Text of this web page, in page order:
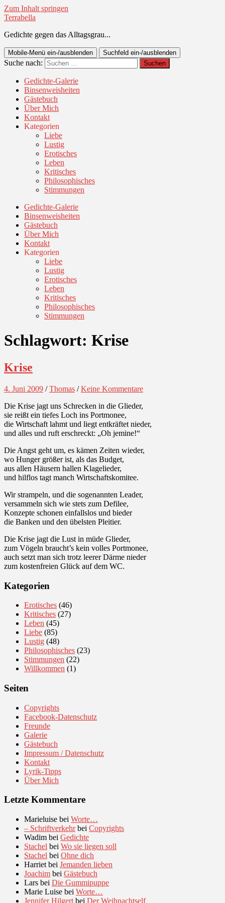
Zum Inhalt springen
Terrabella
Gedichte gegen das Alltagsgrau...
Mobile-Menü ein-/ausblenden Suchfeld ein-/ausblenden
Suche nach:
Gedichte-Galerie
Binsenweisheiten
Gästebuch
Über Mich
Kontakt
Kategorien
Liebe
Lustig
Erotisches
Leben
Kritisches
Philosophisches
Stimmungen
Gedichte-Galerie
Binsenweisheiten
Gästebuch
Über Mich
Kontakt
Kategorien
Liebe
Lustig
Erotisches
Leben
Kritisches
Philosophisches
Stimmungen
Schlagwort: Krise
Krise
4. Juni 2009 /Thomas /Keine Kommentare
Die Krise jagt uns Schrecken in die Glieder,
sie reißt ein tiefes Loch ins Portmonee,
die Wirtschaft lahmt und liegt entkräftet nieder,
und alles und ruft erschreckt: „Oh jemine!“
Die Angst geht um, es kämen Zeiten wieder,
wo Hunger größer ist, als das Budget,
aus allen Häusern hallen Klagelieder,
und hilflos tagt manch Wirtschaftskomitee.
Wir strampeln, und die sogenannten Leader,
versammeln sich wie stets zum Defilee,
Konzepte schonen einfallslos und bieder
die Banken und den übelsten Pleitier.
Die Krise jagt die Lust in müde Glieder,
zum Vögeln braucht’s kein volles Portmonee,
auch setzt man sich trotz leerer Därme nieder
zum kostenfreien Glück auf dem WC.
Kategorien
Erotisches (46)
Kritisches (27)
Leben (45)
Liebe (85)
Lustig (48)
Philosophisches (23)
Stimmungen (22)
Willkommen (1)
Seiten
Copyrights
Facebook-Datenschutz
Freunde
Galerie
Gästebuch
Impressum / Datenschutz
Kontakt
Lyrik-Tipps
Über Mich
Letzte Kommentare
Marieluise bei Worte…
– Schriftverkehrbei Copyrights
Wadim bei Gedichte
Stachel bei Wo sie liegen soll
Stachel bei Ohne dich
Harriet bei Jemanden lieben
Joachim bei Gästebuch
Lars bei Die Gummipuppe
Marie Luise bei Worte…
Jennifer Hilgert bei Der Weihnachtself